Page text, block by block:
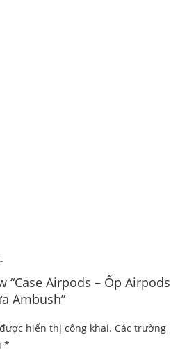
“Case Airpods – Ốp Airpods
Ambush”
hiển thị công khai. Các trường
*